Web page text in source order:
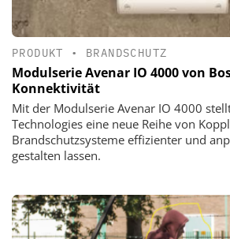
PRODUKT • BRANDSCHUTZ
Modulserie Avenar IO 4000 von
Konnektivität
Mit der Modulserie Avenar IO 4000
Technologies eine neue Reihe von
Brandschutzsysteme effizienter und
gestalten lassen.